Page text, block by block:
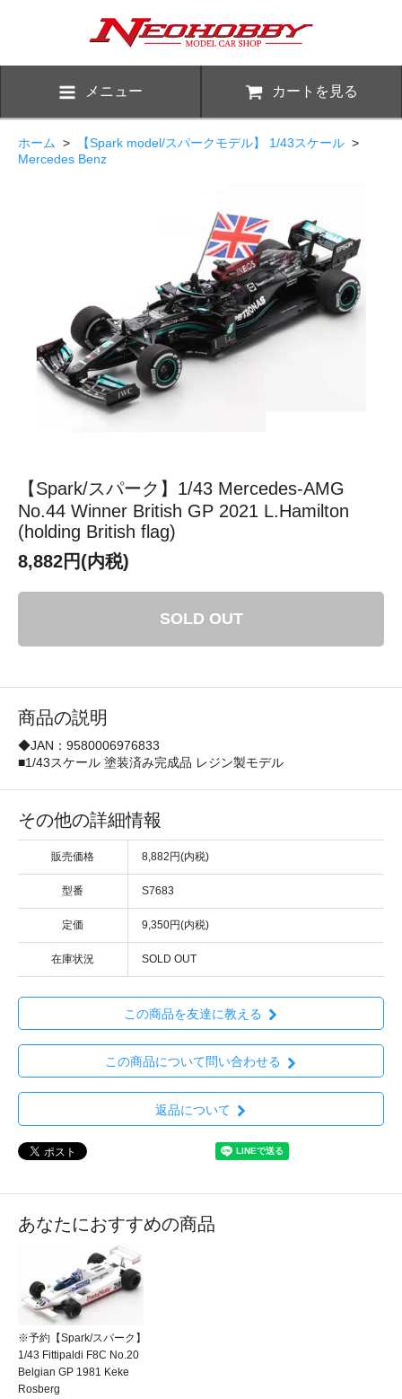
メニュー カートを見る
ホーム > 【Spark model/スパークモデル】 1/43スケール >
Mercedes Benz
【Spark/スパーク】1/43 Mercedes-AMG
No.44 Winner British GP 2021 L.Hamilton
(holding British flag)
8,882円(内税)
SOLD OUT
商品の説明
◆JAN：9580006976833
■1/43スケール 塗装済み完成品 レジン製モデル
その他の詳細情報
販売価格 8,882円(内税)
型番 S7683
定価 9,350円(内税)
在庫状況 SOLD OUT
この商品を友達に教える
この商品について問い合わせる
返品について
あなたにおすすめの商品
※予約【Spark/スパーク】
1/43 Fittipaldi F8C No.20
Belgian GP 1981 Keke
Rosberg